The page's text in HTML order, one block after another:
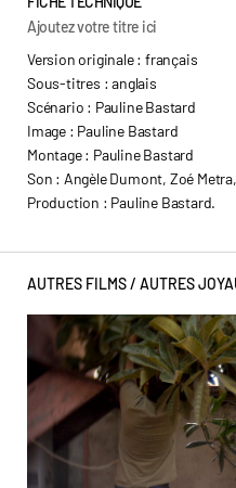
Ajoutez votre titre ici
Version originale : français
Sous-titres : anglais
Scénario : Pauline Bastard
Image : Pauline Bastard
Montage : Pauline Bastard
Son : Angèle Dumont, Zoé
Production : Pauline Bastard.
AUTRES FILMS / AUTRES